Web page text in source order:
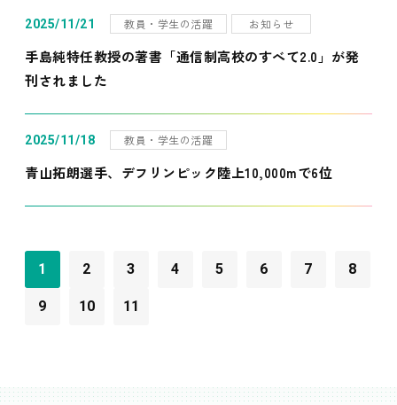
2025/11/21 教員・学生の活躍 お知らせ
手島純特任教授の著書「通信制高校のすべて2.0」が発
刊されました
2025/11/18 教員・学生の活躍
青山拓朗選手、デフリンピック陸上10,000mで6位
1 2 3 4 5 6 7 8
9 10 11